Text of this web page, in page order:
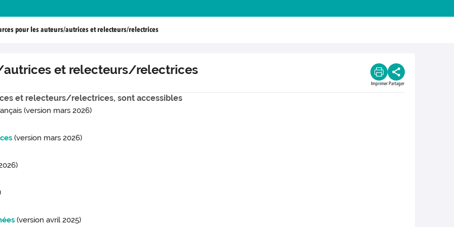
pour les auteurs/autrices et relecteurs/relectrices
autrices et relecteurs/relectrices
Imprimer Partager
et relecteurs/relectrices, sont accessibles
(version mars 2026)
(version mars 2026)
(version avril 2025)